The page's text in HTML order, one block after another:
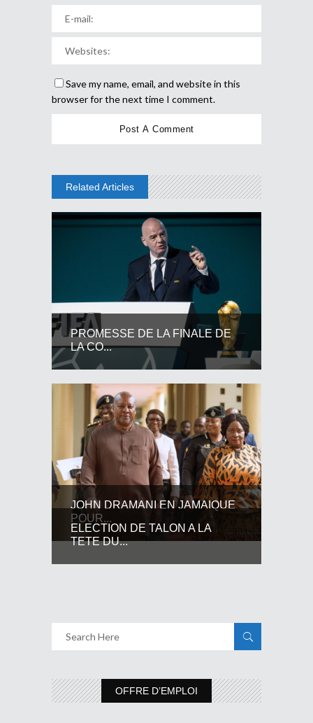
Save my name, email, and website in this
browser for the next time I comment.
Related Articles
PROMESSE DE LA FINALE DE
LA CO...
JOHN DRAMANI EN JAMAIQUE
POUR...
ELECTION DE TALON A LA
TETE DU...
OFFRE D’EMPLOI